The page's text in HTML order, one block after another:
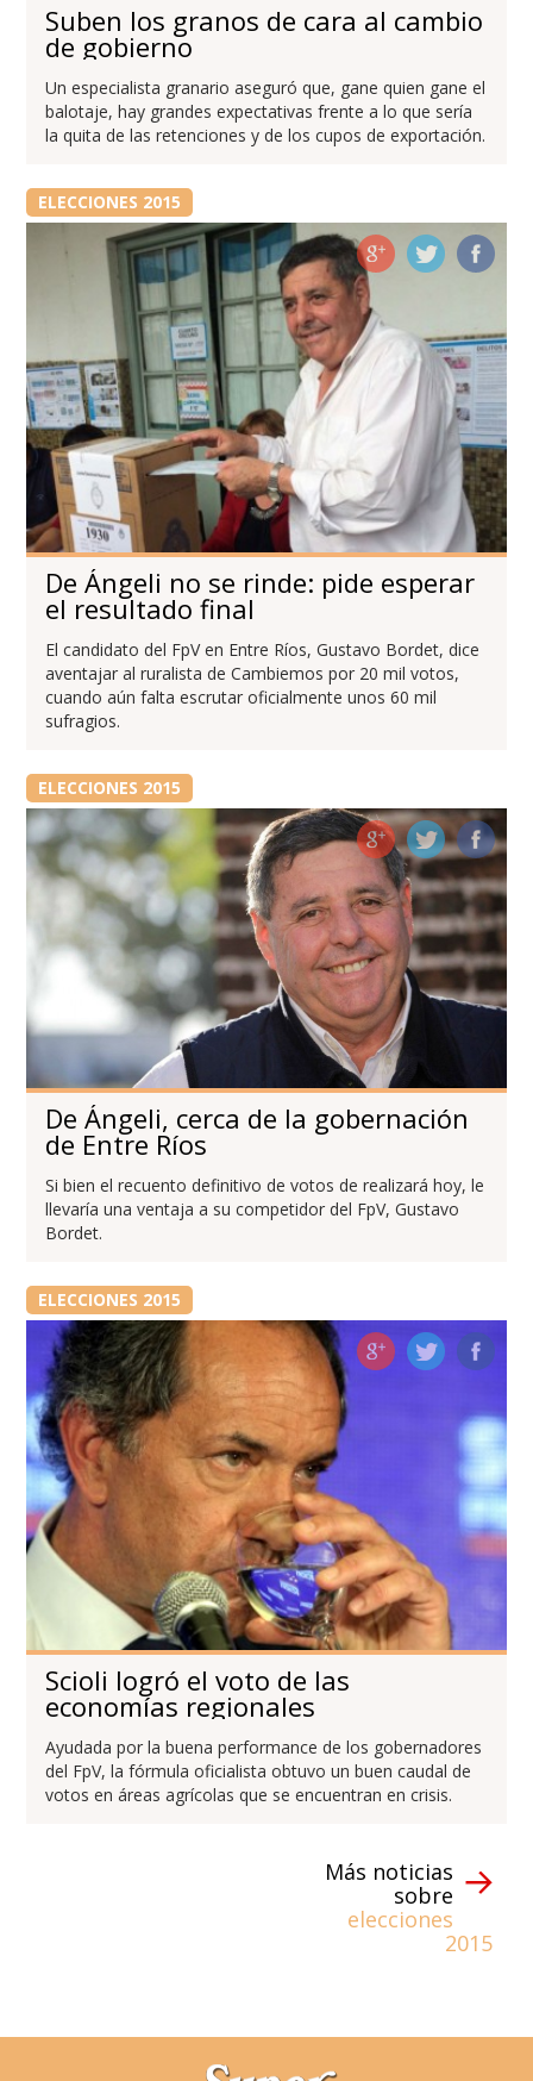
Suben los granos de cara al cambio
de gobierno
Un especialista granario aseguró que, gane quien gane el
balotaje, hay grandes expectativas frente a lo que sería
la quita de las retenciones y de los cupos de exportación.
ELECCIONES 2015
De Ángeli no se rinde: pide esperar
el resultado final
El candidato del FpV en Entre Ríos, Gustavo Bordet, dice
aventajar al ruralista de Cambiemos por 20 mil votos,
cuando aún falta escrutar oficialmente unos 60 mil
sufragios.
ELECCIONES 2015
De Ángeli, cerca de la gobernación
de Entre Ríos
Si bien el recuento definitivo de votos de realizará hoy, le
llevaría una ventaja a su competidor del FpV, Gustavo
Bordet.
ELECCIONES 2015
Scioli logró el voto de las
economías regionales
Ayudada por la buena performance de los gobernadores
del FpV, la fórmula oficialista obtuvo un buen caudal de
votos en áreas agrícolas que se encuentran en crisis.
Más noticias
sobre
elecciones
2015